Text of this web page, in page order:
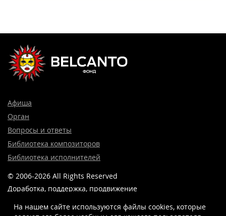
Афиша
Орган
Вопросы и ответы
Библиотека композиторов
Библиотека исполнителей
© 2006-2026 All Rights Reserved
Доработка, поддержка, продвижение
На нашем сайте используются файлы cookies, которые